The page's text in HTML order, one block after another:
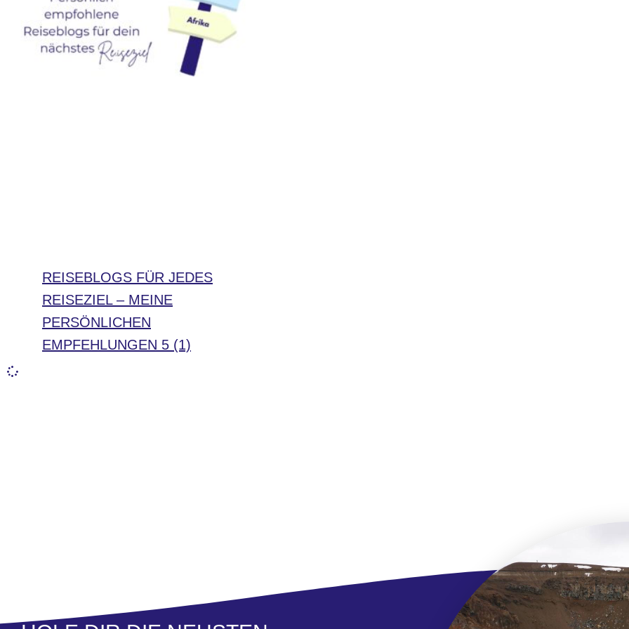
REISEBLOGS FÜR JEDES
REISEZIEL – MEINE
PERSÖNLICHEN
EMPFEHLUNGEN 5 (1)